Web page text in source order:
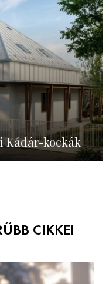
Kádár-kockák
CIKKEI